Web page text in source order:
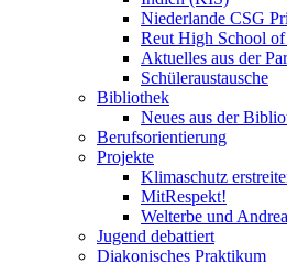
Niederlande CSG
Reut High School
Aktuelles aus der
Schüleraustausche
Bibliothek
Neues aus der
Berufsorientierung
Projekte
Klimaschutz
MitRespekt!
Welterbe und
Jugend debattiert
Diakonisches Praktikum